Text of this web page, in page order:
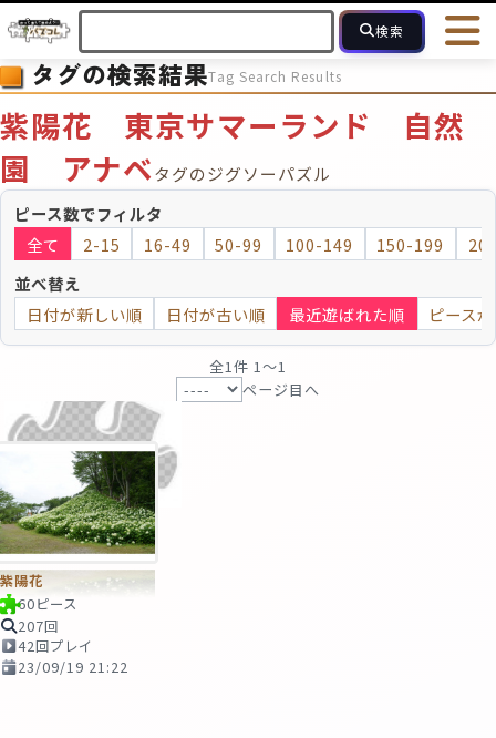
検索
HOME 会員登録
ヘルプ
フォローしている人のパズル
ピース数 2～15
モザイク
タグの検索結果Tag Search Results
紫陽花 東京サマーランド 自然
園 アナベタグのジグソーパズル
ピース数でフィルタ
全て
2-15 16-49 50-99 100-149 150-199
並べ替え
日付が新しい順
日付が古い順 最近遊ばれた順 ピース
全1件 1〜1
ページ目へ
紫陽花
60ピース
207回
42回プレイ
23/09/19 21:22